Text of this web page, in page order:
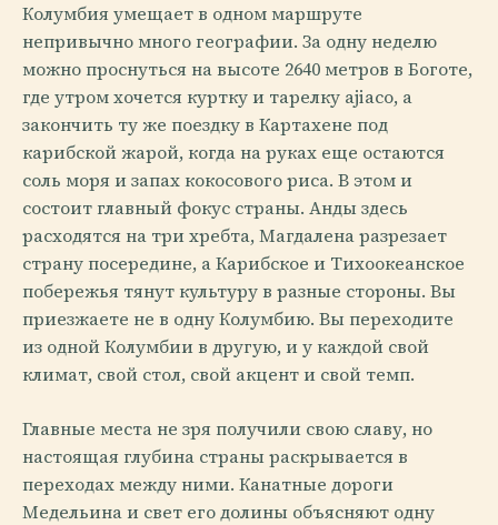
Колумбия умещает в одном маршруте
непривычно много географии. За одну неделю
можно проснуться на высоте 2640 метров в Боготе,
где утром хочется куртку и тарелку ajiaco, а
закончить ту же поездку в Картахене под
карибской жарой, когда на руках еще остаются
соль моря и запах кокосового риса. В этом и
состоит главный фокус страны. Анды здесь
расходятся на три хребта, Магдалена разрезает
страну посередине, а Карибское и Тихоокеанское
побережья тянут культуру в разные стороны. Вы
приезжаете не в одну Колумбию. Вы переходите
из одной Колумбии в другую, и у каждой свой
климат, свой стол, свой акцент и свой темп.
Главные места не зря получили свою славу, но
настоящая глубина страны раскрывается в
переходах между ними. Канатные дороги
Медельина и свет его долины объясняют одну